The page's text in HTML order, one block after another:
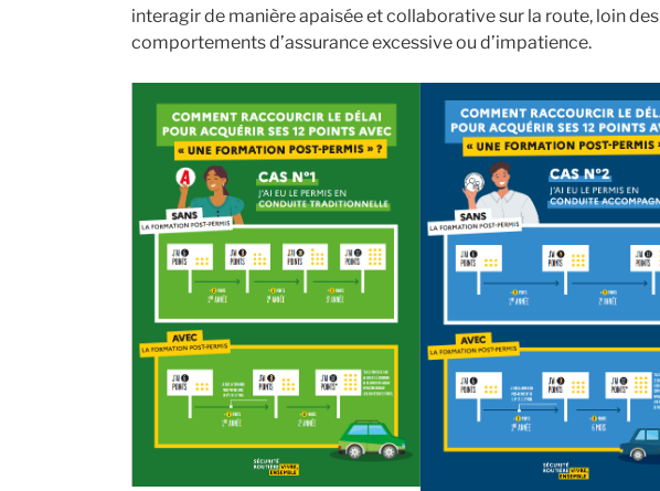
interagir de manière apaisée et collaborative sur la route, loin des
comportements d’assurance excessive ou d’impatience.